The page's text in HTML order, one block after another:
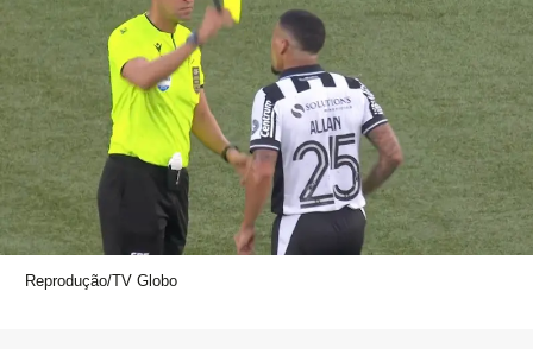
Reprodução/TV Globo